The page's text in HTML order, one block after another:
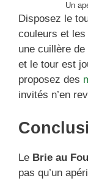
Un
Disposez le
couleurs et
une cuillère
et le tour est
proposez des
invités n’en
Le Brie au
pas qu’un